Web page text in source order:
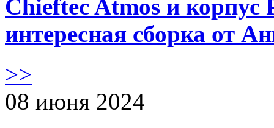
Chieftec Atmos и корпус
интересная сборка от
>>
08 июня 2024